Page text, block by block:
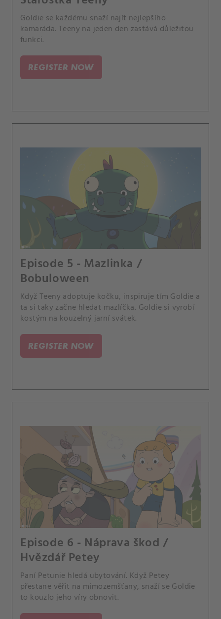
Goldie se každému snaží najít nejlepšího
kamaráda. Teeny na jeden den zastává důležitou
funkci.
REGISTER NOW
Episode 5 - Mazlinka /
Bobuloween
Když Teeny adoptuje kočku, inspiruje tím Goldie a
ta si taky začne hledat mazlíčka. Goldie si vyrobí
kostým na kouzelný jarní svátek.
REGISTER NOW
Episode 6 - Náprava škod /
Hvězdář Petey
Paní Petunie hledá ubytování. Když Petey
přestane věřit na mimozemšťany, snaží se Goldie
to kouzlo jeho víry obnovit.